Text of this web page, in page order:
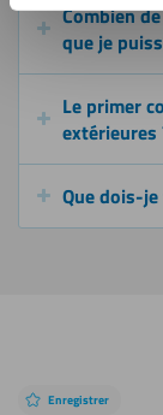
Combien
que je
Le primer
extérieures
Que dois-
Enregistrer